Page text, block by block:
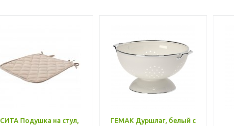
СИТА Подушка на стул,
ГЕМАК Дуршлаг, белый с